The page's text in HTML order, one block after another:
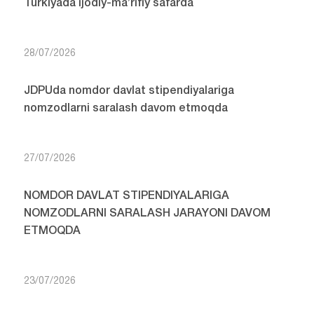
Turkiyada ijodiy-ma’rifiy safarda
28/07/2026
JDPUda nomdor davlat stipendiyalariga
nomzodlarni saralash davom etmoqda
27/07/2026
NOMDOR DAVLAT STIPENDIYALARIGA
NOMZODLARNI SARALASH JARAYONI DAVOM
ETMOQDA
23/07/2026